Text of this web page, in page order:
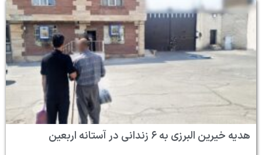
هدیه خیرین البرزی به ۶ زندانی در آستانه اربعین